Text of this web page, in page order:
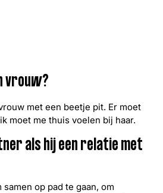
vrouw?
met een beetje pit. Er moet
moet me thuis voelen bij haar.
als hij een relatie met
op pad te gaan, om